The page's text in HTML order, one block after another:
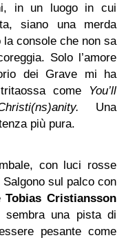
in un luogo in cui
siano una merda
console che non sa
Solo l’amore
dei Grave mi ha
come
You’ll
Una
più pura.
con luci rosse
sul palco con
Tobias Cristiansson
una pista di
pesante come